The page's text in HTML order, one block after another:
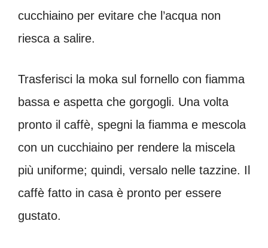
cucchiaino per evitare che l’acqua non
riesca a salire.
Trasferisci la moka sul fornello con fiamma
bassa e aspetta che gorgogli. Una volta
pronto il caffè, spegni la fiamma e mescola
con un cucchiaino per rendere la miscela
più uniforme; quindi, versalo nelle tazzine. Il
caffè fatto in casa è pronto per essere
gustato.